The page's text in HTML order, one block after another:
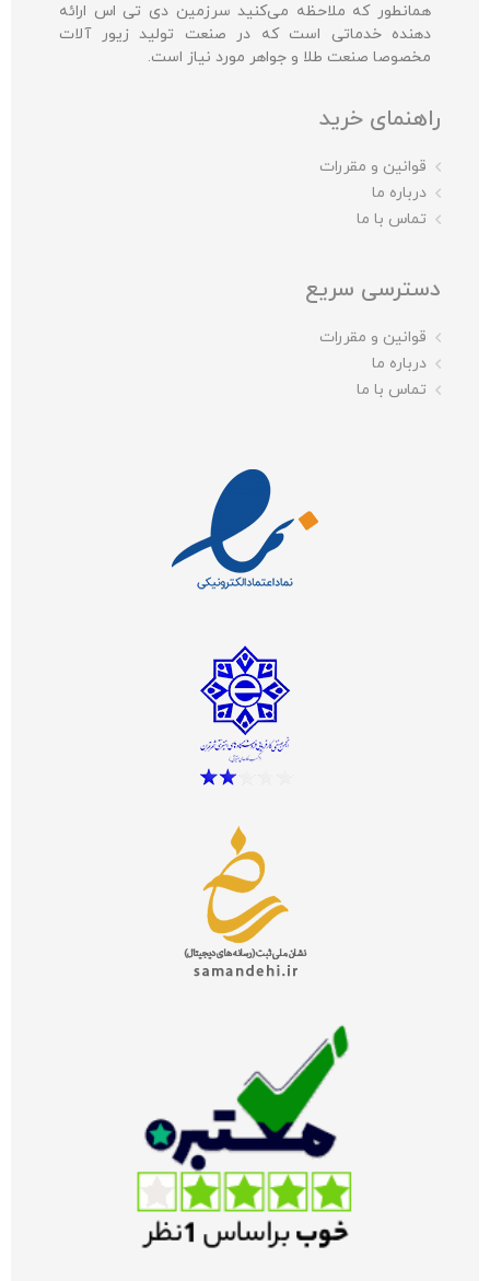
همانطور که ملاحظه می‌کنید سرزمین دی تی اس ارائه
دهنده خدماتی است که در صنعت تولید زیور آلات
مخصوصا صنعت طلا و جواهر مورد نیاز است.
راهنمای خرید
قوانین و مقررات
درباره ما
تماس با ما
دسترسی سریع
قوانین و مقررات
درباره ما
تماس با ما